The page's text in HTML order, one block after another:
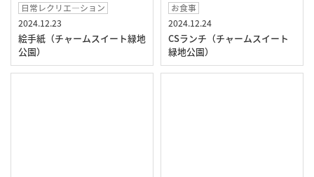
日常レクリエ―ション
2024.12.23
絵手紙（チャームスイート緑地
公園）
お食事
2024.12.24
CSランチ（チャームスイート
緑地公園）